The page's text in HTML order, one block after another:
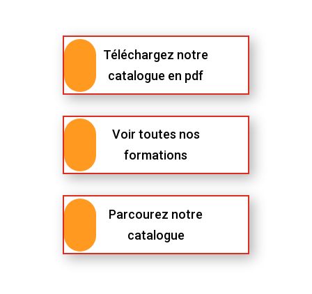
Téléchargez notre
catalogue en pdf
Voir toutes nos
formations
Parcourez notre
catalogue